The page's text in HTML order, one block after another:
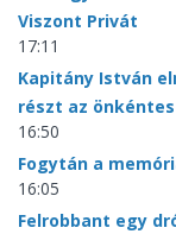
Viszont Privát
17:11
Kapitány István
részt az
16:50
Fogytán a
16:05
Felrobbant egy